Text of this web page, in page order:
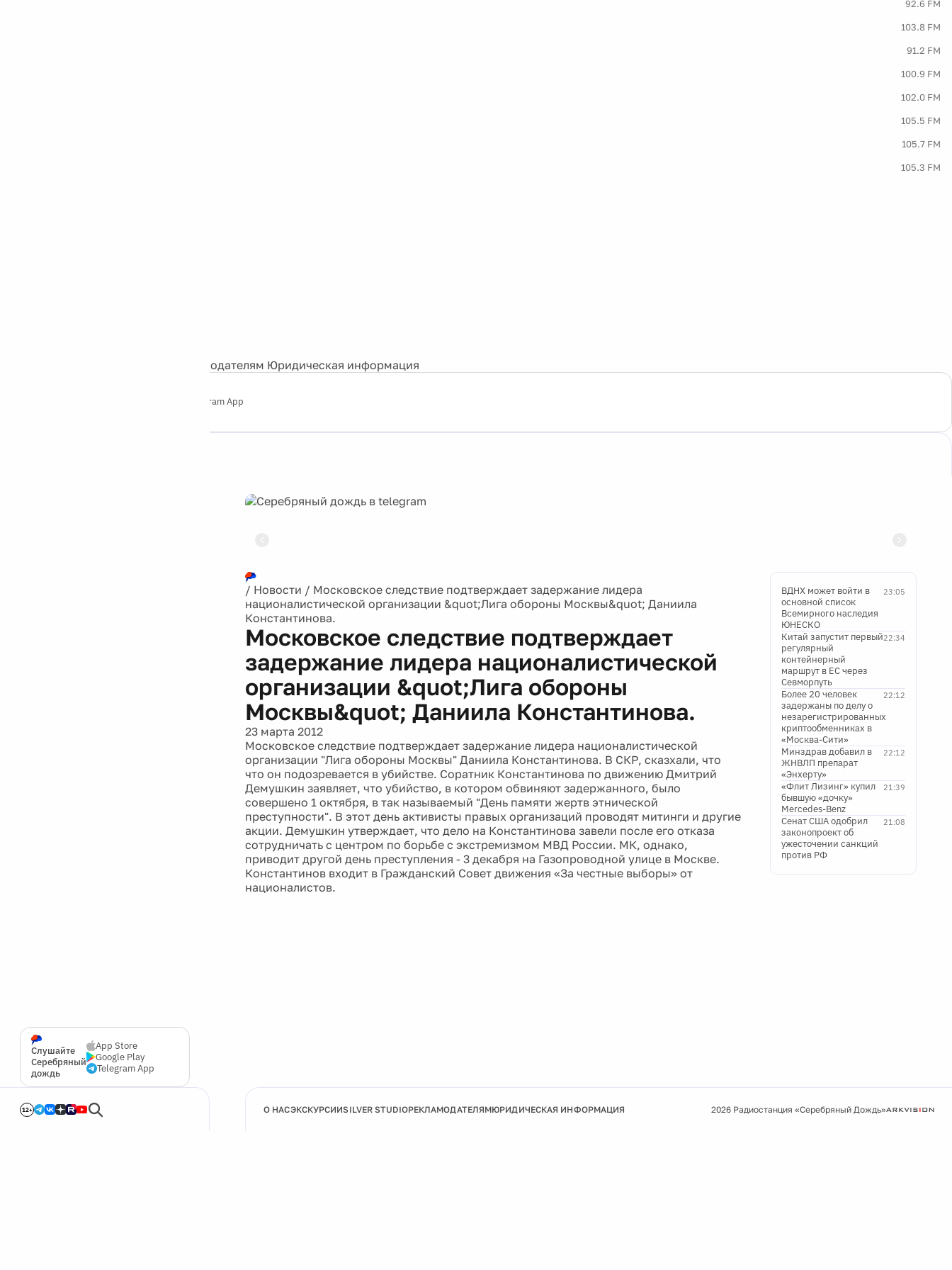
92.6 FM
103.8 FM
91.2 FM
100.9 FM
102.0 FM
105.5 FM
105.7 FM
105.3 FM
Рекламодателям Юридическая информация
Telegram App
Слушайте
Серебряный
дождь
App Store
Google Play
Telegram App
12+
/ Новости / Московское следствие подтверждает задержание лидера
националистической организации &quot;Лига обороны Москвы&quot; Даниила
Константинова.
Московское следствие подтверждает
задержание лидера националистической
организации &quot;Лига обороны
Москвы&quot; Даниила Константинова.
23 марта 2012
Московское следствие подтверждает задержание лидера националистической
организации "Лига обороны Москвы" Даниила Константинова. В СКР, сказхали, что
что он подозревается в убийстве. Соратник Константинова по движению Дмитрий
Демушкин заявляет, что убийство, в котором обвиняют задержанного, было
совершено 1 октября, в так называемый "День памяти жертв этнической
преступности". В этот день активисты правых организаций проводят митинги и другие
акции. Демушкин утверждает, что дело на Константинова завели после его отказа
сотрудничать с центром по борьбе с экстремизмом МВД России. МК, однако,
приводит другой день преступления - 3 декабря на Газопроводной улице в Москве.
Константинов входит в Гражданский Совет движения «За честные выборы» от
националистов.
23:05
ВДНХ может войти в
основной список
Всемирного наследия
ЮНЕСКО
22:34
Китай запустит первый
регулярный
контейнерный
маршрут в ЕС через
Севморпуть
22:12
Более 20 человек
задержаны по делу о
незарегистрированных
криптообменниках в
«Москва-Сити»
22:12
Минздрав добавил в
ЖНВЛП препарат
«Энхерту»
21:39
«Флит Лизинг» купил
бывшую «дочку»
Mercedes-Benz
21:08
Сенат США одобрил
законопроект об
ужесточении санкций
против РФ
О НАСЭКСКУРСИИSILVER STUDIOРЕКЛАМОДАТЕЛЯМЮРИДИЧЕСКАЯ ИНФОРМАЦИЯ 2026 Радиостанция «Серебряный Дождь»